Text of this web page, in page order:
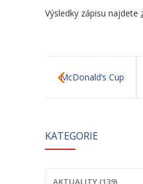
-- Aktuality a akce ŠD
Jídelna
Výsledky zápisu najdete
McDonald’s Cup
KATEGORIE
AKTUALITY (139)